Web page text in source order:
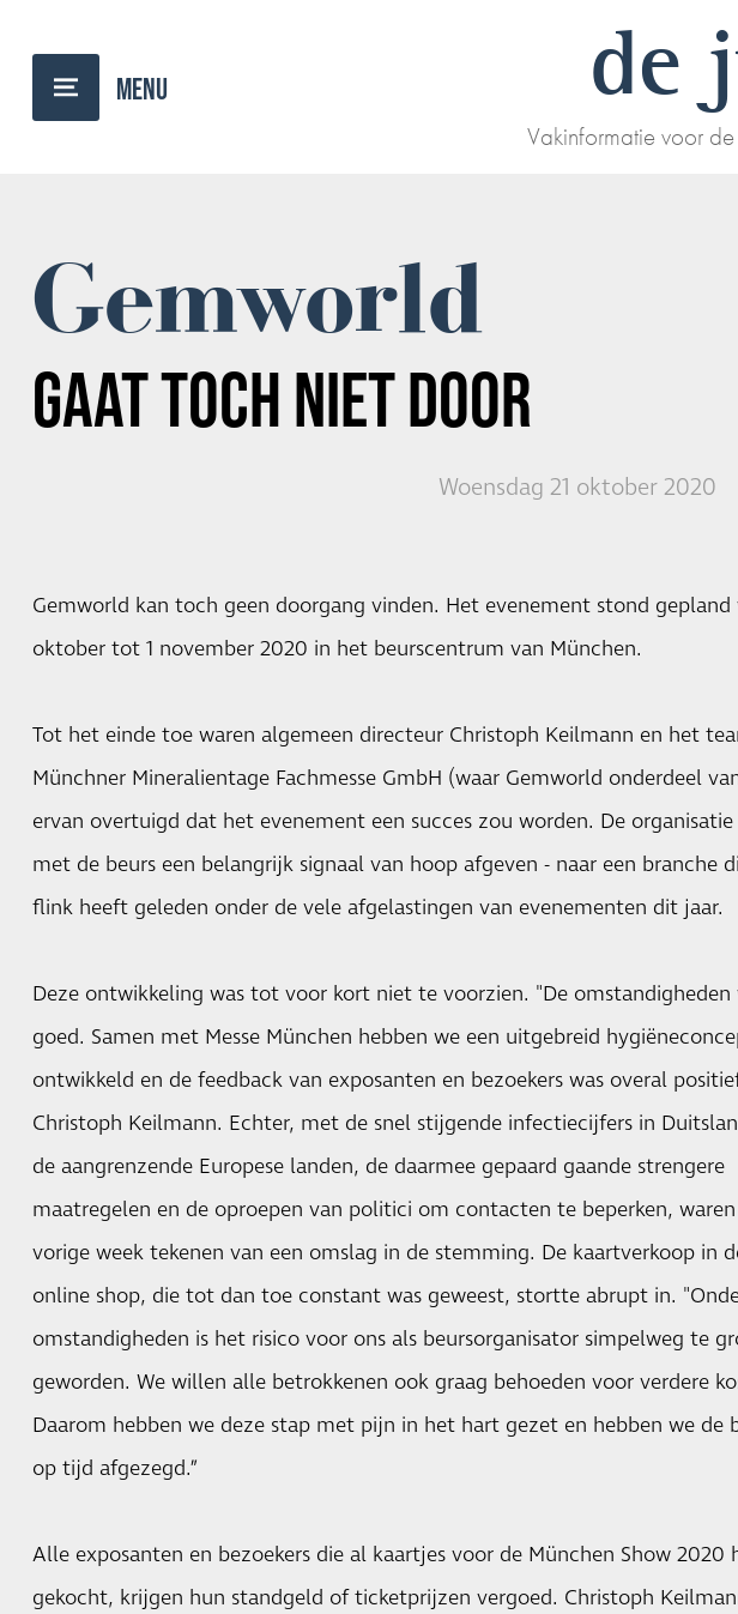
de
Vakinformatie voor
Gemworld
GAAT TOCH NIET DOOR
Woensdag 21 oktober 2020
Gemworld kan toch geen doorgang vinden. Het evenement stond gepland
oktober tot 1 november 2020 in het beurscentrum van München.
Tot het einde toe waren algemeen directeur Christoph Keilmann en het
Münchner Mineralientage Fachmesse GmbH (waar Gemworld onderdeel
ervan overtuigd dat het evenement een succes zou worden. De
met de beurs een belangrijk signaal van hoop afgeven - naar een branche
flink heeft geleden onder de vele afgelastingen van evenementen dit jaar.
Deze ontwikkeling was tot voor kort niet te voorzien. "De omstandigheden
goed. Samen met Messe München hebben we een uitgebreid
ontwikkeld en de feedback van exposanten en bezoekers was overal
Christoph Keilmann. Echter, met de snel stijgende infectiecijfers in
de aangrenzende Europese landen, de daarmee gepaard gaande strengere
maatregelen en de oproepen van politici om contacten te beperken,
vorige week tekenen van een omslag in de stemming. De kaartverkoop in
online shop, die tot dan toe constant was geweest, stortte abrupt in.
omstandigheden is het risico voor ons als beursorganisator simpelweg te
geworden. We willen alle betrokkenen ook graag behoeden voor verdere
Daarom hebben we deze stap met pijn in het hart gezet en hebben we de
op tijd afgezegd.”
Alle exposanten en bezoekers die al kaartjes voor de München Show 2020
gekocht, krijgen hun standgeld of ticketprijzen vergoed. Christoph